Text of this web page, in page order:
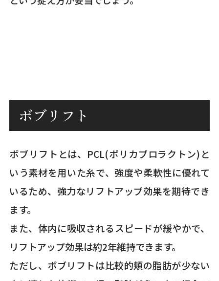
ボブリフト
ボブリフトとは、PCL(ポリカプロラクトン)と
いう素材を用いた糸で、強度や柔軟性に優れて
いるため、強力なリフトアップ効果を期待でき
ます。
また、体内に吸収されるスピードが緩やかで、
リフトアップ効果は約2年維持できます。
ただし、ボブリフトは比較的頬の脂肪が少ない